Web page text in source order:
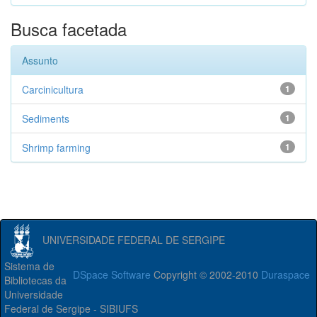
Busca facetada
Assunto
1
Carcinicultura
1
Sediments
1
Shrimp farming
UNIVERSIDADE FEDERAL DE SERGIPE
DSpace Software Copyright © 2002-2010 Duraspace
Sistema de
Bibliotecas da
Universidade
Federal de Sergipe - SIBIUFS